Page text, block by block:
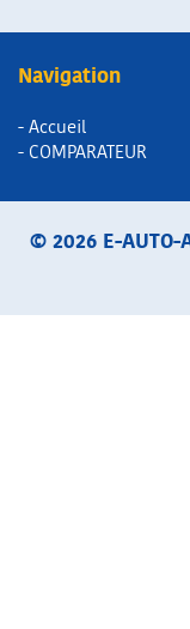
Navigation
- Accueil
- COMPARATEUR
© 2026 E-AUTO-